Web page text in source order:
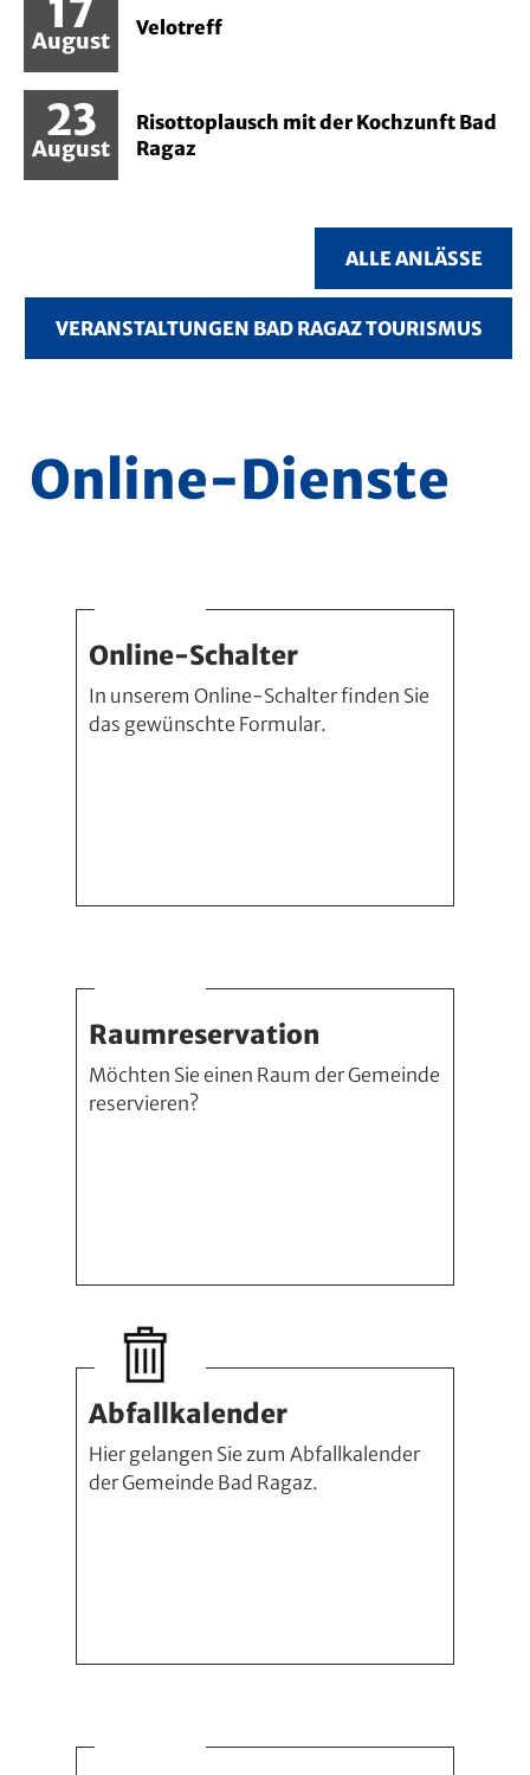
17
August Velotreff
23
August
Risottoplausch mit der Kochzunft Bad
Ragaz
ALLE ANLÄSSE
VERANSTALTUNGEN BAD RAGAZ TOURISMUS
Online-Dienste
Online-Schalter
In unserem Online-Schalter finden Sie
das gewünschte Formular.
Raumreservation
Möchten Sie einen Raum der Gemeinde
reservieren?
Abfallkalender
Hier gelangen Sie zum Abfallkalender
der Gemeinde Bad Ragaz.